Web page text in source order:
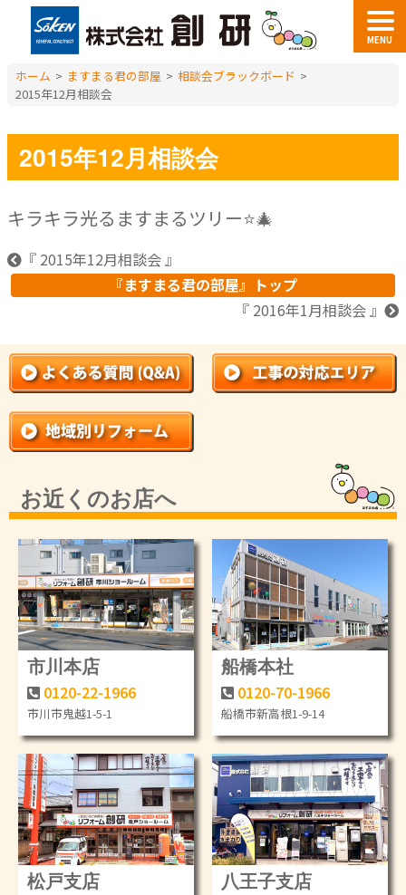
MENU
ホーム > ますまる君の部屋 > 相談会ブラックボード >
2015年12月相談会
2015年12月相談会
キラキラ光るますまるツリー⭐🎄
『 2015年12月相談会 』
『ますまる君の部屋』トップ
『 2016年1月相談会 』
お近くのお店へ
市川本店
0120-22-1966
市川市鬼越1-5-1
船橋本社
0120-70-1966
船橋市新高根1-9-14
松戸支店 八王子支店